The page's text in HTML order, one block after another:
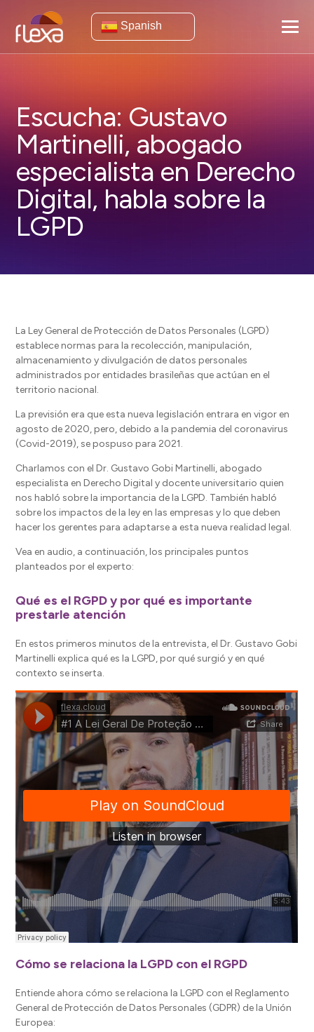
Spanish
Escucha: Gustavo
Martinelli, abogado
especialista en Derecho
Digital, habla sobre la
LGPD
La Ley General de Protección de Datos Personales (LGPD)
establece normas para la recolección, manipulación,
almacenamiento y divulgación de datos personales
administrados por entidades brasileñas que actúan en el
territorio nacional.
La previsión era que esta nueva legislación entrara en vigor en
agosto de 2020, pero, debido a la pandemia del coronavirus
(Covid-2019), se pospuso para 2021.
Charlamos con el Dr. Gustavo Gobi Martinelli, abogado
especialista en Derecho Digital y docente universitario quien
nos habló sobre la importancia de la LGPD. También habló
sobre los impactos de la ley en las empresas y lo que deben
hacer los gerentes para adaptarse a esta nueva realidad legal.
Vea en audio, a continuación, los principales puntos
planteados por el experto:
Qué es el RGPD y por qué es importante
prestarle atención
En estos primeros minutos de la entrevista, el Dr. Gustavo Gobi
Martinelli explica qué es la LGPD, por qué surgió y en qué
contexto se inserta.
Cómo se relaciona la LGPD con el RGPD
Entiende ahora cómo se relaciona la LGPD con el Reglamento
General de Protección de Datos Personales (GDPR) de la Unión
Europea: